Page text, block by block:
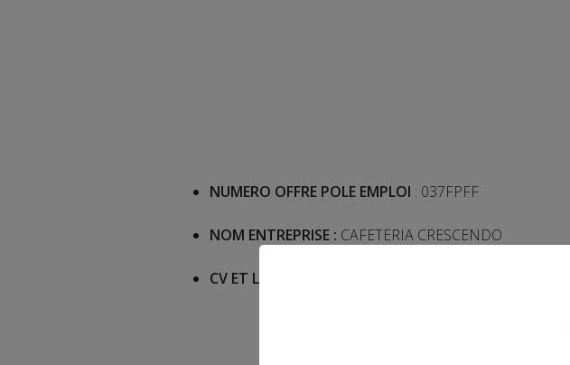
NUMERO OFFRE POLE EMPLOI : 037FPFF
NOM ENTREPRISE : CAFETERIA CRESCENDO
CV ET LETTRE DE MOTIVATION à adresser